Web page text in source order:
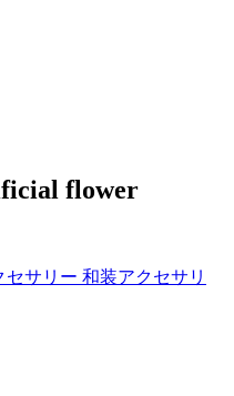
flower
セサリー 和装アクセサリ